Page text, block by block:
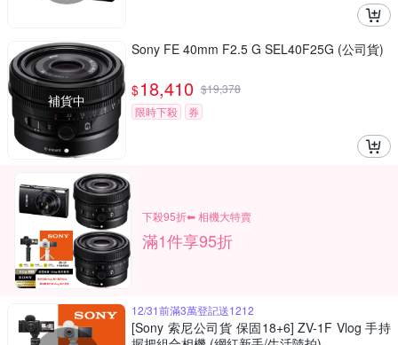
補貨中
Sony FE 40mm F2.5 G SEL40F25G (公司貨)
$18,410 $19,378
限時下殺
券
下殺95折⬅︎ 相機大特賣
滿1件享95折
12/31前滿3萬登記送1212
[Sony 索尼公司貨 保固18+6] ZV-1F Vlog 手持